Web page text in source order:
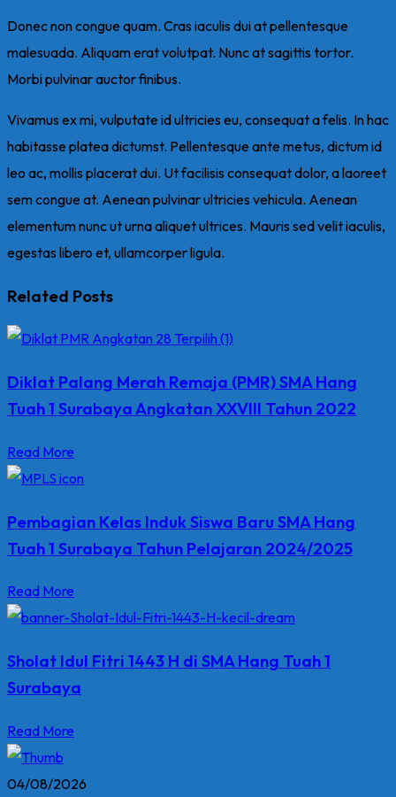
Donec non congue quam. Cras iaculis dui at pellentesque
malesuada. Aliquam erat volutpat. Nunc at sagittis tortor.
Morbi pulvinar auctor finibus.
Vivamus ex mi, vulputate id ultricies eu, consequat a felis. In hac
habitasse platea dictumst. Pellentesque ante metus, dictum id
leo ac, mollis placerat dui. Ut facilisis consequat dolor, a laoreet
sem congue at. Aenean pulvinar ultricies vehicula. Aenean
elementum nunc ut urna aliquet ultrices. Mauris sed velit iaculis,
egestas libero et, ullamcorper ligula.
Related Posts
Diklat Palang Merah Remaja (PMR) SMA Hang
Tuah 1 Surabaya Angkatan XXVIII Tahun 2022
Read More
Pembagian Kelas Induk Siswa Baru SMA Hang
Tuah 1 Surabaya Tahun Pelajaran 2024/2025
Read More
Sholat Idul Fitri 1443 H di SMA Hang Tuah 1
Surabaya
Read More
04/08/2026